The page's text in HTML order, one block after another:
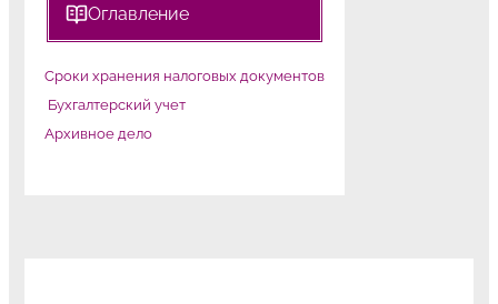
Оглавление
Сроки хранения налоговых документов
Бухгалтерский учет
Архивное дело